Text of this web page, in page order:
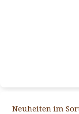
Neuheiten im